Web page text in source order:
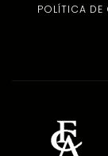
POLÍTICA DE